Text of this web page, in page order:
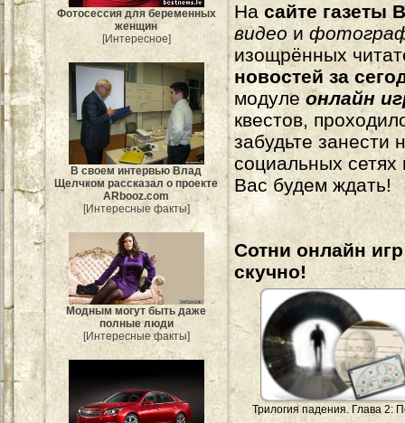
Фотосессия для беременных
женщин
[Интересное]
В своем интервью Влад
Щелчком рассказал о проекте
ARbooz.com
[Интересные факты]
Модным могут быть даже
полные люди
[Интересные факты]
На сайте газеты
видео и
изощрённых
новостей за
модуле онлайн
квестов,
забудьте
социальных
Вас будем ждать!
Сотни онлайн
скучно!
Трилогия падения. Глава 2: